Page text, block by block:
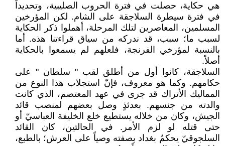
هي حكاية، حصلت في فترة الحروب الصليبية، وتحديداً
في فترة سيطرة السلاجقة على الشام. لكن المؤرخين
المسلمين، المعاصرين لتلك المرحلة، أهملوا ذكر الحكاية
لسبب ما؛ سبب، قد ندركه من سياق قراءتنا هذه. أما
بالنسبة لمؤرخي الفرنجة، فلعلهم لم يسمعوا بالحكاية
أصلاً.
السلاجقة، كانوا أول من أطلق لقب " سلطان " على
حكامهم. وكما هو معروف، فإنّ استجلاب هذا النوع من
المماليك الأتراك قد جرى في عهد المعتصم، الذي كانت
والدته من جنسهم. بعدئذٍ وصل بعضهم لمنصب قائد
الجيش، وكان من خلاله يستطيع خلع الخليفة العباسيّ أو
حتى قتله لو لزم الأمر. في الحالتين، كان القائد
السلجوقيّ يحكمُ بغداد بصفته وصياً على العرش؛ بالطبع،